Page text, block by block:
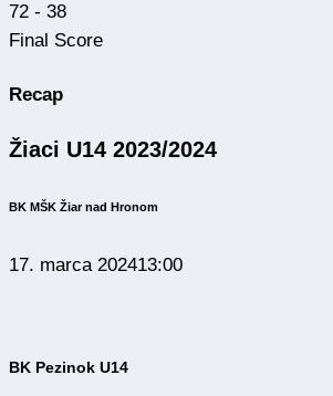
72 - 38
Final Score
Recap
Žiaci U14 2023/2024
BK MŠK Žiar nad Hronom
17. marca 202413:00
BK Pezinok U14